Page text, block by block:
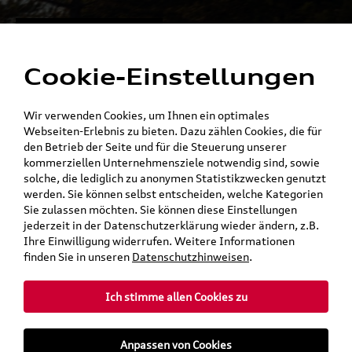
Cookie-Einstellungen
Wir verwenden Cookies, um Ihnen ein optimales
Webseiten-Erlebnis zu bieten. Dazu zählen Cookies, die für
den Betrieb der Seite und für die Steuerung unserer
kommerziellen Unternehmensziele notwendig sind, sowie
solche, die lediglich zu anonymen Statistikzwecken genutzt
werden. Sie können selbst entscheiden, welche Kategorien
Sie zulassen möchten. Sie können diese Einstellungen
jederzeit in der Datenschutzerklärung wieder ändern, z.B.
Ihre Einwilligung widerrufen. Weitere Informationen
finden Sie in unseren Datenschutzhinweisen.
Ich stimme allen Cookies zu
Anpassen von Cookies